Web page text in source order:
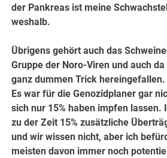
der Pankreas ist meine
weshalb.
Übrigens gehört auch das
Gruppe der Noro-Viren und auch
ganz dummen Trick hereingefallen.
Es war für die Genozidplaner gar
sich nur 15% haben impfen lassen.
zu der Zeit 15% zusätzliche
und wir wissen nicht, aber ich
meisten davon immer noch